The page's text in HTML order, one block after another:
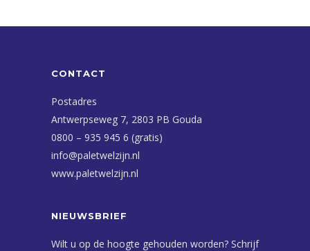
CONTACT
Postadres
Antwerpseweg 7, 2803 PB Gouda
0800 – 935 945 6 (gratis)
info@paletwelzijn.nl
www.paletwelzijn.nl
NIEUWSBRIEF
Wilt u op de hoogte gehouden worden? Schrijf